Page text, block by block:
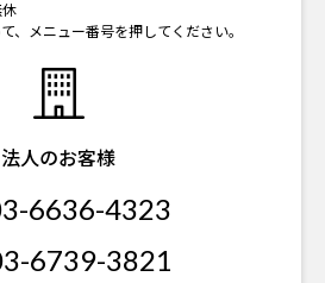
、メニュー番号を押してください。
法人のお客様
6636-4323
6739-3821